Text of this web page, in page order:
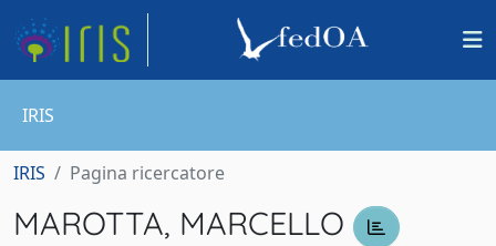
IRIS
IRIS Pagina ricercatore
MAROTTA, MARCELLO